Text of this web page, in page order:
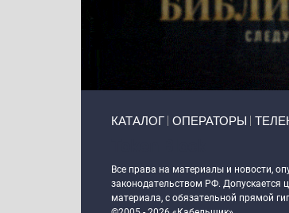
КАТАЛОГ ОПЕРАТОРЫ
Все права на материалы и новости,
законодательством РФ. Допускается
материала, с обязательной прямой